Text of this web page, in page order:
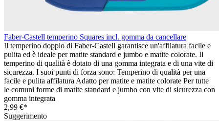
Faber-Castell temperino Squares incl. gomma da cancellare
Il temperino doppio di Faber-Castell garantisce un'affilatura facile e
pulita ed è ideale per matite standard e jumbo e matite colorate. Il
temperino di qualità è dotato di una gomma integrata e di una vite di
sicurezza. I suoi punti di forza sono: Temperino di qualità per una
facile e pulita affilatura Adatto per matite e matite colorate Per tutte
le comuni forme di matite standard e jumbo con vite di sicurezza con
gomma integrata
2,99 €*
Suggerimento